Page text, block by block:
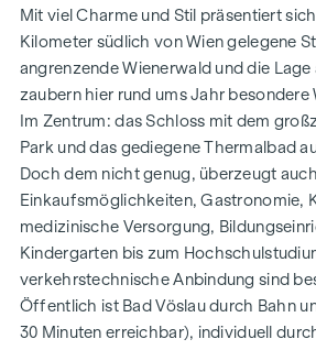
eine Tiefgarage vervollständigen das
durchdachten, modernen und
Zimmer-Wohnungen ist ein
20.000,–) verpflichtend zusätzlich zu
4-Zimmer-Wohnungen gibt es zwei
vergünstigten Paketpreis (ab €
AUSSTATTUNG
Fußbodenheizung mittels
Hochwertiges Feinsteinzeug in den
Moderne und elegante Marken-
Badewannen in Sanitäracryl bzw.
Offene Wohn-Ess-Bereiche mit
Mit viel Charme und Stil präsentiert
Kilometer südlich von Wien gelegene
angrenzende Wienerwald und die Lage
zaubern hier rund ums Jahr
Im Zentrum: das Schloss mit dem
Park und das gediegene Thermalbad
Doch dem nicht genug, überzeugt
Einkaufsmöglichkeiten, Gastronomie,
medizinische Versorgung,
Kindergarten bis zum
verkehrstechnische Anbindung sind
Öffentlich ist Bad Vöslau durch Bahn
30 Minuten erreichbar), individuell